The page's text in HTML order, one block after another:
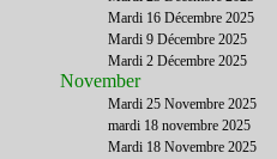
Mardi 16 Décembre 2025
Mardi 9 Décembre 2025
Mardi 2 Décembre 2025
November
Mardi 25 Novembre 2025
mardi 18 novembre 2025
Mardi 18 Novembre 2025